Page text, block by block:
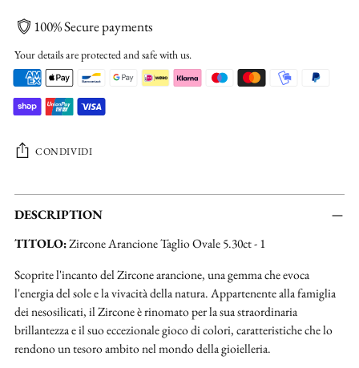
100% Secure payments
Your details are protected and safe with us.
CONDIVIDI
Aggiungere
un
al
carrello...
DESCRIPTION
TITOLO:Zircone Arancione Taglio Ovale 5.30ct - 1
Scoprite l'incanto del Zircone arancione, una gemma che evoca
l'energia del sole e la vivacità della natura. Appartenente alla famiglia
dei nesosilicati, il Zircone è rinomato per la sua straordinaria
brillantezza e il suo eccezionale gioco di colori, caratteristiche che lo
rendono un tesoro ambito nel mondo della gioielleria.